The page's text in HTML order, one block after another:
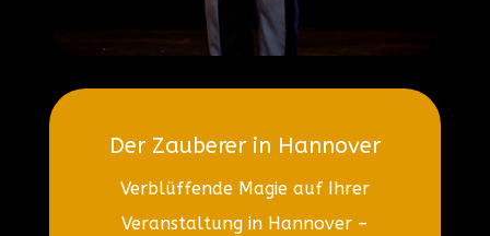
Der Zauberer in Hannover
Verblüffende Magie auf Ihrer
Veranstaltung in Hannover –